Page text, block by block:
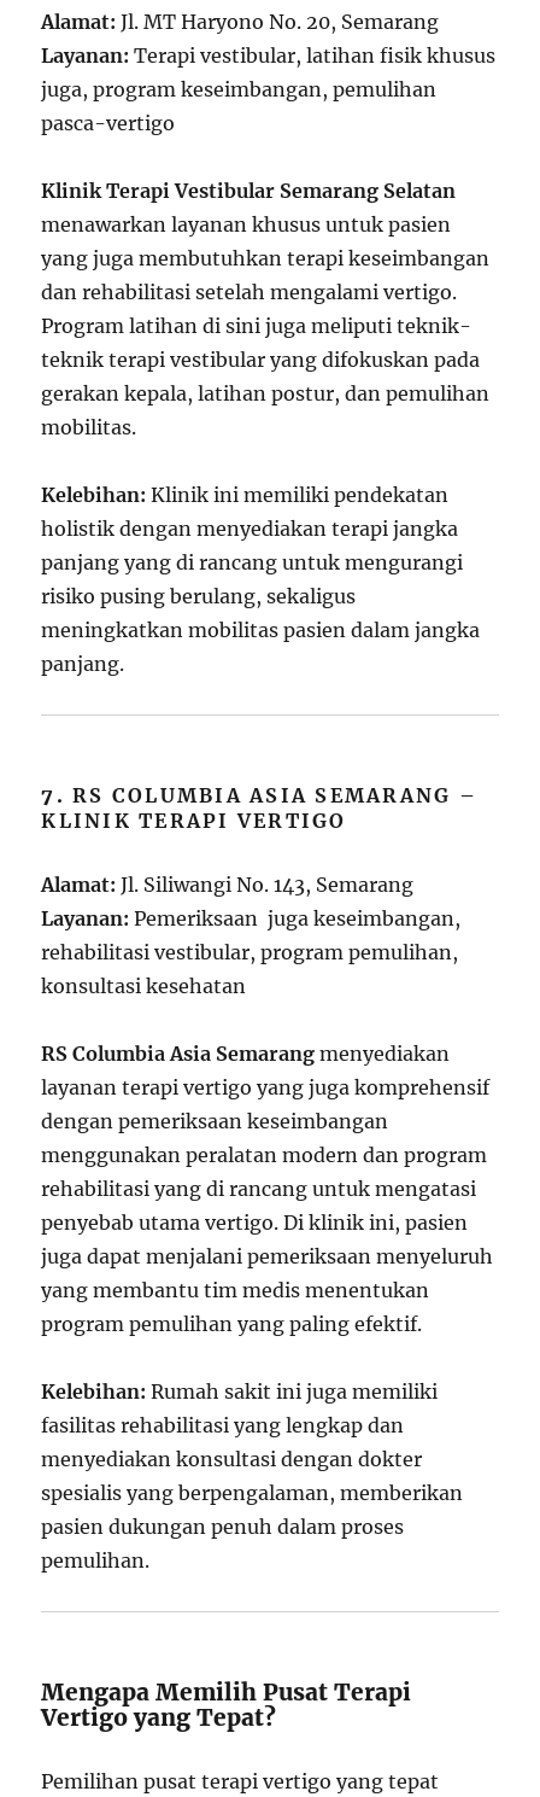
Alamat: Jl. MT Haryono No. 20, Semarang
Layanan: Terapi vestibular, latihan fisik khusus
juga, program keseimbangan, pemulihan
pasca-vertigo
Klinik Terapi Vestibular Semarang Selatan
menawarkan layanan khusus untuk pasien
yang juga membutuhkan terapi keseimbangan
dan rehabilitasi setelah mengalami vertigo.
Program latihan di sini juga meliputi teknik-
teknik terapi vestibular yang difokuskan pada
gerakan kepala, latihan postur, dan pemulihan
mobilitas.
Kelebihan: Klinik ini memiliki pendekatan
holistik dengan menyediakan terapi jangka
panjang yang di rancang untuk mengurangi
risiko pusing berulang, sekaligus
meningkatkan mobilitas pasien dalam jangka
panjang.
7.RS COLUMBIA ASIA SEMARANG –
KLINIK TERAPI VERTIGO
Alamat: Jl. Siliwangi No. 143, Semarang
Layanan: Pemeriksaan juga keseimbangan,
rehabilitasi vestibular, program pemulihan,
konsultasi kesehatan
RS Columbia Asia Semarang menyediakan
layanan terapi vertigo yang juga komprehensif
dengan pemeriksaan keseimbangan
menggunakan peralatan modern dan program
rehabilitasi yang di rancang untuk mengatasi
penyebab utama vertigo. Di klinik ini, pasien
juga dapat menjalani pemeriksaan menyeluruh
yang membantu tim medis menentukan
program pemulihan yang paling efektif.
Kelebihan: Rumah sakit ini juga memiliki
fasilitas rehabilitasi yang lengkap dan
menyediakan konsultasi dengan dokter
spesialis yang berpengalaman, memberikan
pasien dukungan penuh dalam proses
pemulihan.
Mengapa Memilih Pusat Terapi
Vertigo yang Tepat?
Pemilihan pusat terapi vertigo yang tepat